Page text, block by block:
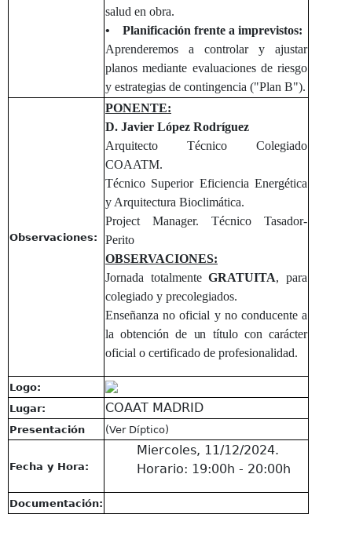
salud en obra.
• Planificación frente a imprevistos:
Aprenderemos a controlar y ajustar
planos mediante evaluaciones de riesgo
y estrategias de contingencia ("Plan B").
Observaciones:
PONENTE:
D. Javier López Rodríguez
Arquitecto Técnico Colegiado
COAATM.
Técnico Superior Eficiencia Energética
y Arquitectura Bioclimática.
Project Manager. Técnico Tasador-
Perito
OBSERVACIONES:
Jornada totalmenteGRATUITA, para
colegiado y precolegiados.
Enseñanza no oficial y no conducente a
la obtención de un título con carácter
oficial o certificado de profesionalidad.
Logo:
Lugar:
COAAT MADRID
Presentación (Ver Díptico)
Fecha y Hora:
Miercoles, 11/12/2024.
Horario: 19:00h - 20:00h
Documentación: